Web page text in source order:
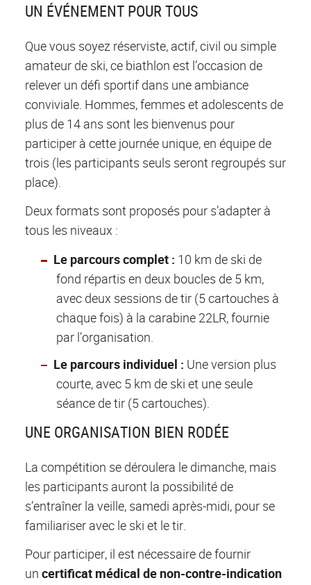
UN ÉVÉNEMENT POUR TOUS
Que vous soyez réserviste, actif, civil ou simple
amateur de ski, ce biathlon est l’occasion de
relever un défi sportif dans une ambiance
conviviale. Hommes, femmes et adolescents de
plus de 14 ans sont les bienvenus pour
participer à cette journée unique, en équipe de
trois (les participants seuls seront regroupés sur
place).
Deux formats sont proposés pour s’adapter à
tous les niveaux :
Le parcours complet : 10 km de ski de
fond répartis en deux boucles de 5 km,
avec deux sessions de tir (5 cartouches à
chaque fois) à la carabine 22LR, fournie
par l’organisation.
Le parcours individuel : Une version plus
courte, avec 5 km de ski et une seule
séance de tir (5 cartouches).
UNE ORGANISATION BIEN RODÉE
La compétition se déroulera le dimanche, mais
les participants auront la possibilité de
s’entraîner la veille, samedi après-midi, pour se
familiariser avec le ski et le tir.
Pour participer, il est nécessaire de fournir
un certificat médical de non-contre-indication